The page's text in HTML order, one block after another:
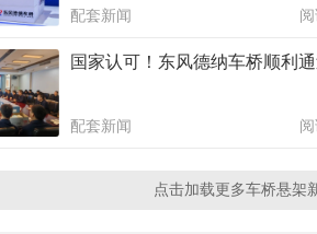
配套新闻
国家认可！东风德纳车桥顺利
配套新闻
点击加载更多车桥悬架